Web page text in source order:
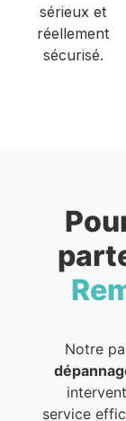
sérieux et
réellement
sécurisé.
Notre
service